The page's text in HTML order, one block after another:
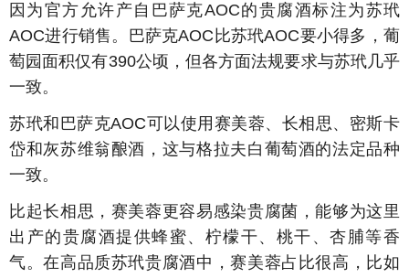
因为官方允许产自巴萨克AOC的贵腐酒标注为苏玳
AOC进行销售。巴萨克AOC比苏玳AOC要小得多，葡
萄园面积仅有390公顷，但各方面法规要求与苏玳几乎
一致。
苏玳和巴萨克AOC可以使用赛美蓉、长相思、密斯卡
岱和灰苏维翁酿酒，这与格拉夫白葡萄酒的法定品种
一致。
比起长相思，赛美蓉更容易感染贵腐菌，能够为这里
出产的贵腐酒提供蜂蜜、柠檬干、桃干、杏脯等香
气。在高品质苏玳贵腐酒中，赛美蓉占比很高，比如